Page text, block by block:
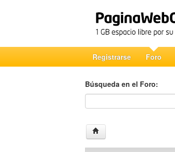
Registrarse Foro
Búsqueda en el Foro:
Búsqueda en el Foro